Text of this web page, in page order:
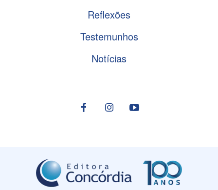
Reflexões
Testemunhos
Notícias